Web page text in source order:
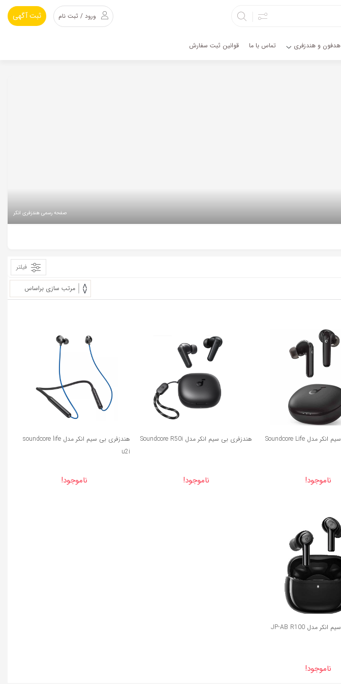
ورود / ثبت نام ثبت آگهی
هدفون و هندزفری تماس با ما قوانین ثبت سفارش
صفحه رسمی هندزفری انکر
فیلتر
هندزفری بی سیم انکر مدل Soundcore Life
ناموجود!
هندزفری بی سیم انکر مدل Soundcore R50i
ناموجود!
هندزفری بی سیم انکر مدل soundcore life
u2i
ناموجود!
هندزفری بی سیم انکر مدل JP-AB R100
ناموجود!